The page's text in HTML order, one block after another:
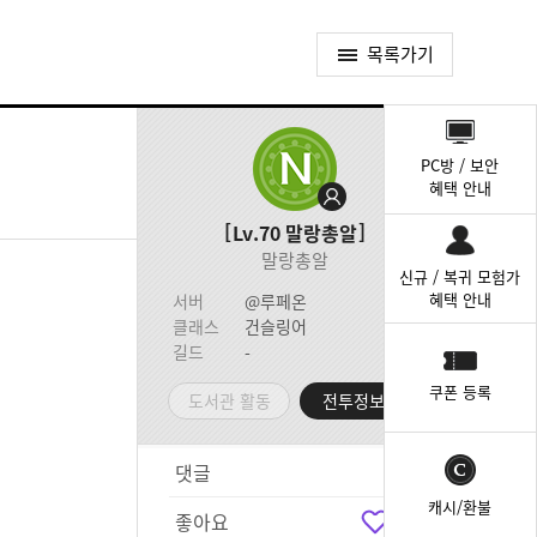
목록가기
Lv.70 말랑총알
말랑총알
서버
@루페온
클래스
건슬링어
길드
-
도서관 활동 전투정보실
댓글
좋아요
PC방 / 보안
혜택 안내
신규 / 복귀 모험가
혜택 안내
쿠폰 등록
캐시/환불